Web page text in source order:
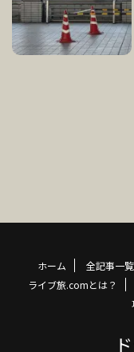
ホーム 全記事一覧
ライブ旅.comとは？